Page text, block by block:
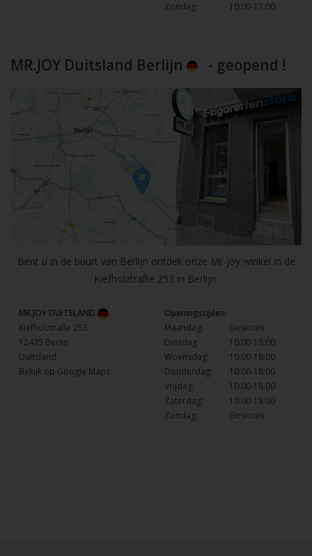
Zondag:
10:00-17:00
MR.JOY Duitsland Berlijn - geopend !
Bent u in de buurt van Berlijn ontdek onze Mr-joy winkel in de
Kiefholztraße 253 in Berlijn.
MR.JOY DUITSLAND
Kiefholztraße 253
12435 Berlin
Duitsland
Bekijk op Google Maps
Openingstijden:
Maandag:
Gesloten
Dinsdag:
10:00-18:00
Woensdag:
10:00-18:00
Donderdag:
10:00-18:00
Vrijdag:
10:00-18:00
Zaterdag:
10:00-18:00
Zondag:
Gesloten